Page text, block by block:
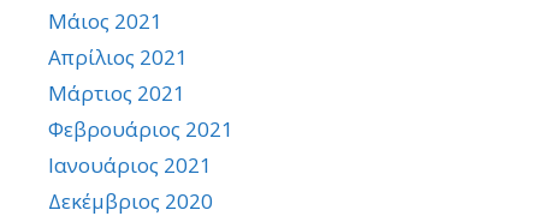
Μάιος 2021
Απρίλιος 2021
Μάρτιος 2021
Φεβρουάριος 2021
Ιανουάριος 2021
Δεκέμβριος 2020